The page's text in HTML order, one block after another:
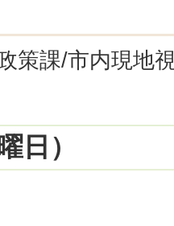
策課/市内現地
日）